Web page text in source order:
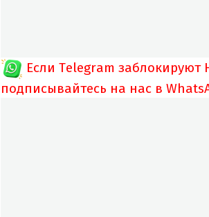
Если Telegram заблокируют
подписывайтесь на нас в